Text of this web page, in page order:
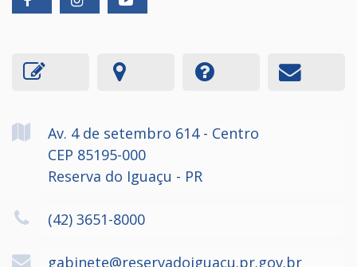
Av. 4 de setembro 614 - Centro
CEP 85195-000
Reserva do Iguaçu - PR
(42) 3651-8000
gabinete@reservadoiguacu.pr.gov.br